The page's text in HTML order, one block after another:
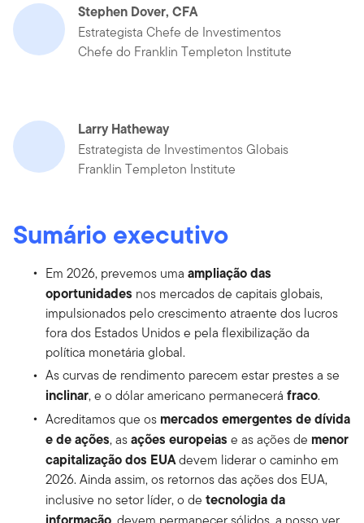
Stephen Dover, CFA
Estrategista Chefe de Investimentos­
Chefe do Franklin Templeton Institute
Larry Hatheway
Estrategista de Investimentos Globais
Franklin Templeton Institute
Sumário executivo
Em 2026, prevemos uma ampliação das
oportunidades nos mercados de capitais globais,
impulsionados pelo crescimento atraente dos lucros
fora dos Estados Unidos e pela flexibilização da
política monetária global.
As curvas de rendimento parecem estar prestes a se
inclinar, e o dólar americano permanecerá fraco.
Acreditamos que os mercados emergentes de dívida
e de ações, asações europeias e as ações de menor
capitalização dos EUAdevem liderar o caminho em
2026. Ainda assim, os retornos das ações dos EUA,
inclusive no setor líder, o de tecnologia da